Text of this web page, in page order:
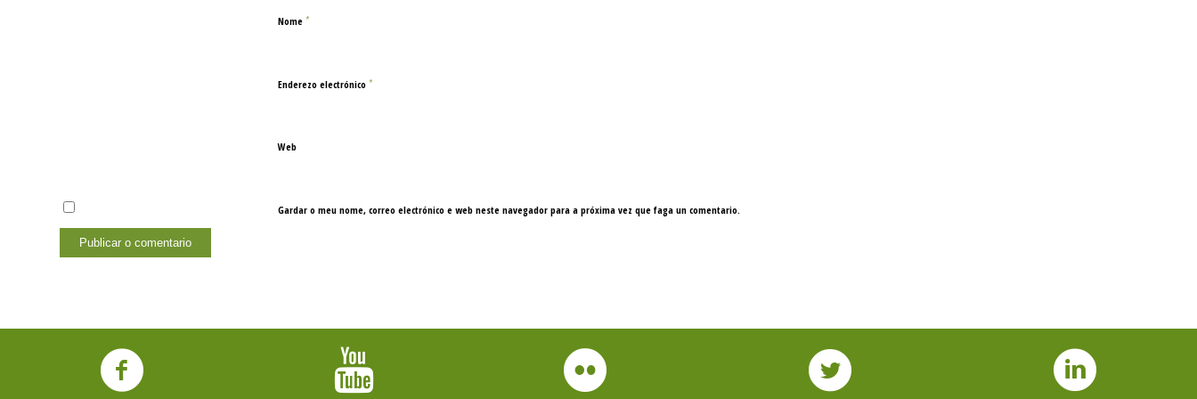
Nome *
Enderezo electrónico *
Web
Gardar o meu nome, correo electrónico e web neste navegador para a próxima vez que faga un comentario.